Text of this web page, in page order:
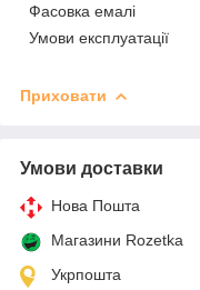
Фасовка емалі
Умови експлуатації
Приховати
Умови доставки
Нова Пошта
Магазини Rozetka
Укрпошта